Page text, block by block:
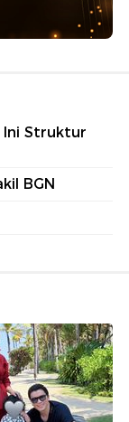
Ini Struktur
BGN